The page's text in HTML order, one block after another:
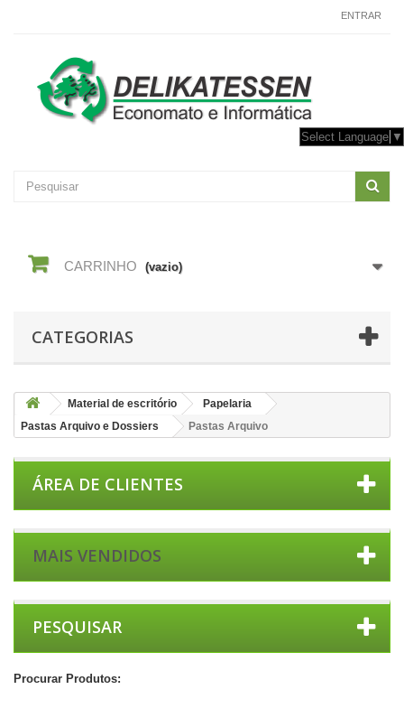
ENTRAR
Select Language ▼
CARRINHO (vazio)
CATEGORIAS
Material de escritório
Papelaria
Pastas Arquivo e Dossiers
Pastas Arquivo
ÁREA DE CLIENTES
MAIS VENDIDOS
PESQUISAR
Procurar Produtos: